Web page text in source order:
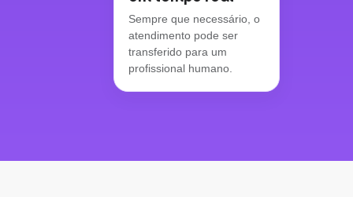
Sempre que necessário, o
atendimento pode ser
transferido para um
profissional humano.